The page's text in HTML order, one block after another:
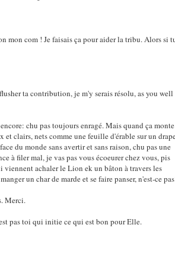
mon com ! Je faisais ça pour aider la tribu. Alors si
ta contribution, je m'y serais résolu, as you well
chu pas toujours enragé. Mais quand ça
et clairs, nets comme une feuille d'érable sur un
du monde sans avertir et sans raison, chu pas une
à filer mal, je vas pas vous écoeurer chez vous, pis
viennent achaler le Lion ek un bâton à travers les
un char de marde et se faire panser, n'est-ce
Merci.
pas toi qui initie ce qui est bon pour Elle.